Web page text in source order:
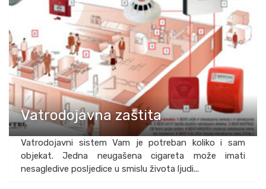
Vatrodojavna zaštita
Vatrodojavni sistem Vam je potreban koliko i sam
objekat. Jedna neugašena cigareta može imati
nesagledive posljedice u smislu života ljudi...